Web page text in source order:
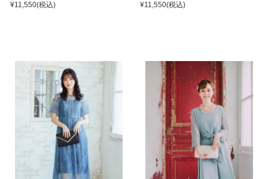
点
¥11,550(税込)
点
¥11,550(税込)